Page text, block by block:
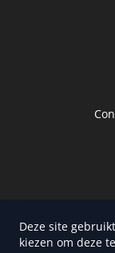
Deze site
kiezen om deze